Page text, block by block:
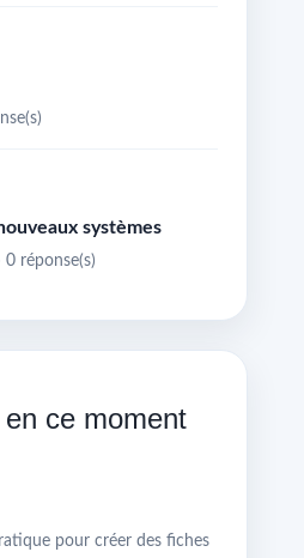
systèmes
0 réponse(s)
ce moment
pour créer des fiches